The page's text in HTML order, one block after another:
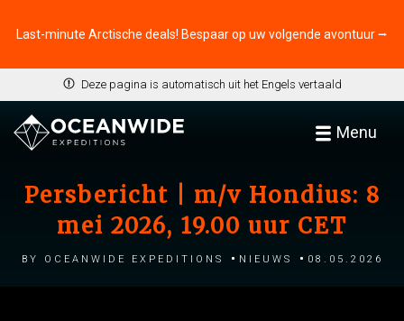
Last-minute Arctische deals! Bespaar op uw volgende avontuur ⭢
Deze pagina is automatisch uit het Engels vertaald
Menu
Persbericht | m/v Hondius: 8
mei 2026, 19.00 uur CET
by Oceanwide Expeditions Nieuws 08.05.2026